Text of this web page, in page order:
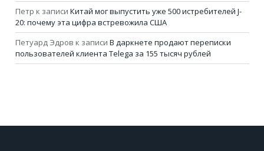
Петр к записи Китай мог выпустить уже 500 истребителей J-
20: почему эта цифра встревожила США
Петуард Эдров к записи В даркнете продают переписки
пользователей клиента Telega за 155 тысяч рублей